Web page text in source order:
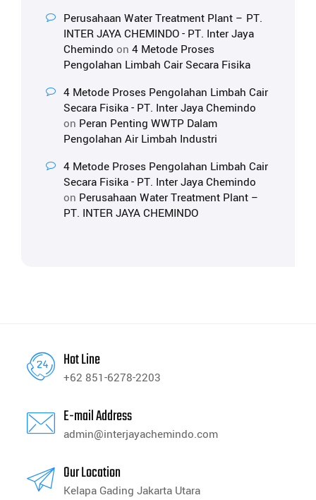
Perusahaan Water Treatment Plant – PT.
INTER JAYA CHEMINDO - PT. Inter Jaya
Chemindo on 4 Metode Proses
Pengolahan Limbah Cair Secara Fisika
4 Metode Proses Pengolahan Limbah Cair
Secara Fisika - PT. Inter Jaya Chemindo
on Peran Penting WWTP Dalam
Pengolahan Air Limbah Industri
4 Metode Proses Pengolahan Limbah Cair
Secara Fisika - PT. Inter Jaya Chemindo
on Perusahaan Water Treatment Plant –
PT. INTER JAYA CHEMINDO
Hot Line
+62 851-6278-2203
E-mail Address
admin@interjayachemindo.com
Our Location
Kelapa Gading Jakarta Utara